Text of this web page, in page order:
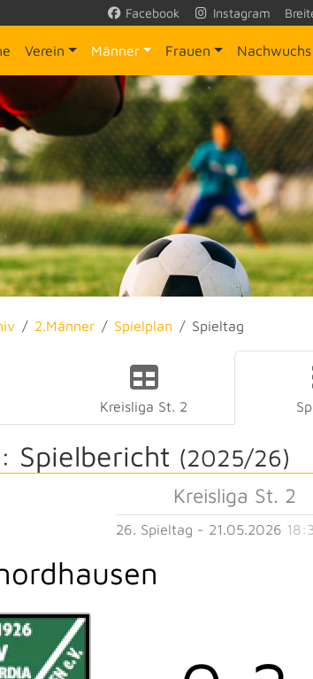
Facebook Instagram
Verein Männer Frauen Nachwuchs
2.Männer Spielplan Spieltag
Kreisliga St. 2
Spielbericht (2025/26)
Kreisliga St. 2
26. Spieltag - 21.05.2026